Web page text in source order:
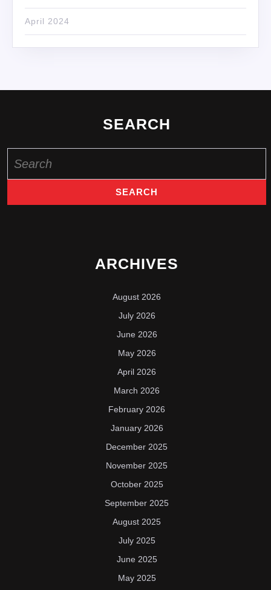
April 2024
SEARCH
for:
ARCHIVES
August 2026
July 2026
June 2026
May 2026
April 2026
March 2026
February 2026
January 2026
December 2025
November 2025
October 2025
September 2025
August 2025
July 2025
June 2025
May 2025